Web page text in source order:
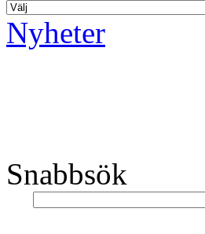
Nyheter
Snabbsök